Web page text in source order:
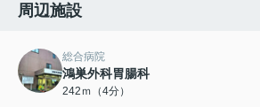
周辺施設
総合病院
鴻巣外科胃腸科
242ｍ（4分）